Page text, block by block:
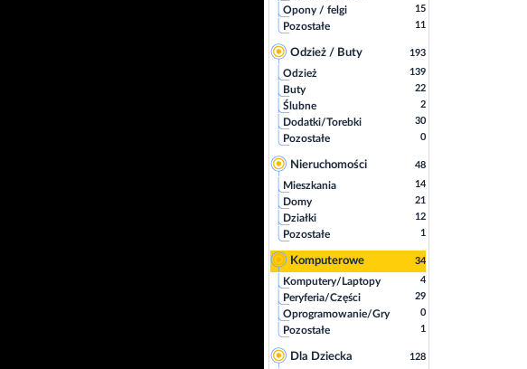
Opony / felgi 15
Pozostałe 11
Odzież / Buty 193
Odzież 139
Buty 22
Ślubne 2
Dodatki/Torebki 30
Pozostałe 0
Nieruchomości 48
Mieszkania 14
Domy 21
Działki 12
Pozostałe 1
Komputerowe 34
Komputery/Laptopy 4
Peryferia/Części 29
Oprogramowanie/Gry 0
Pozostałe 1
Dla Dziecka 128